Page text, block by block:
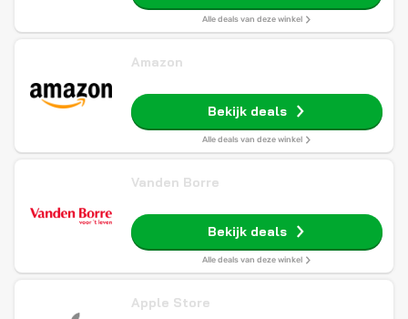
Alle deals van deze winkel
Amazon
Bekijk deals
Alle deals van deze winkel
Vanden Borre
Bekijk deals
Alle deals van deze winkel
Apple Store